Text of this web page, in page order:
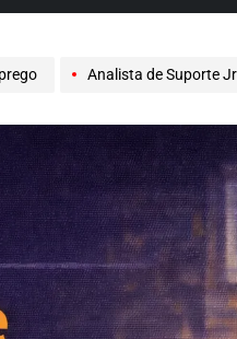
Analista de Suporte Jr: Como